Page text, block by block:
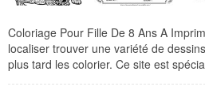
Coloriage Pour Fille De 8 Ans A
localiser trouver une variété de
plus tard les colorier. Ce site est